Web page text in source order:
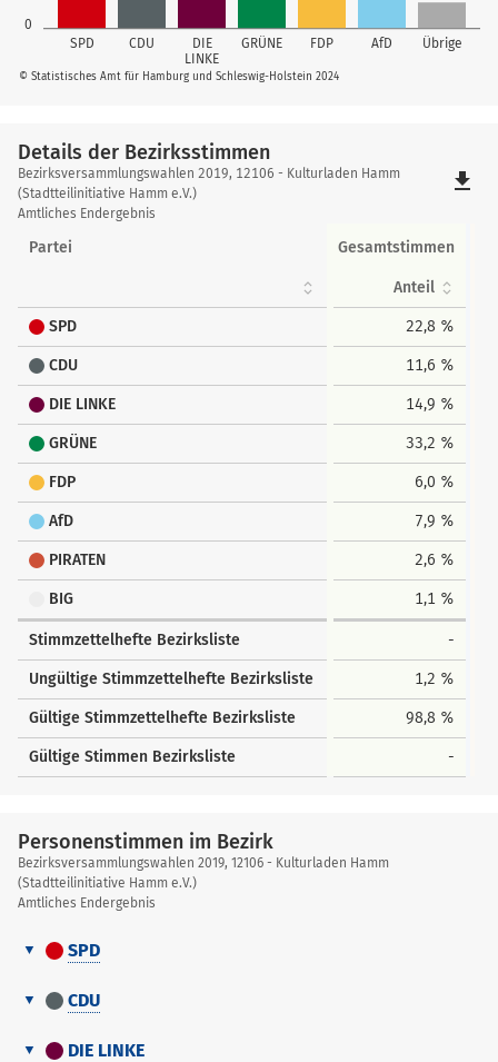
0
SPD CDU
DIE
LINKE
GRÜNE FDP AfD Übrige
© Statistisches Amt für Hamburg und Schleswig-Holstein 2024
Details der Bezirksstimmen
Details
der
Bezirksstimmen
Bezirksversammlungswahlen 2019, 12106 - Kulturladen Hamm
(Stadtteilinitiative Hamm e.V.)
Amtliches Endergebnis
file_download
Partei Gesamtstimmen
Anteil
SPD 22,8 %
CDU 11,6 %
DIE LINKE 14,9 %
GRÜNE 33,2 %
FDP 6,0 %
AfD 7,9 %
PIRATEN 2,6 %
BIG 1,1 %
Stimmzettelhefte Bezirksliste -
Ungültige Stimmzettelhefte Bezirksliste 1,2 %
Gültige Stimmzettelhefte Bezirksliste 98,8 %
Gültige Stimmen Bezirksliste -
Personenstimmen im Bezirk
Bezirksversammlungswahlen 2019, 12106 - Kulturladen Hamm
(Stadtteilinitiative Hamm e.V.)
Amtliches Endergebnis
SPD
im
Bezirk
CDU
im
DIE LINKE